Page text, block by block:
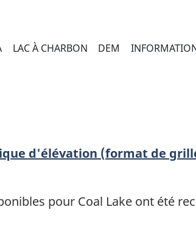
LAC À CHARBON DEM
d'élévation (format de
pour Coal Lake ont été